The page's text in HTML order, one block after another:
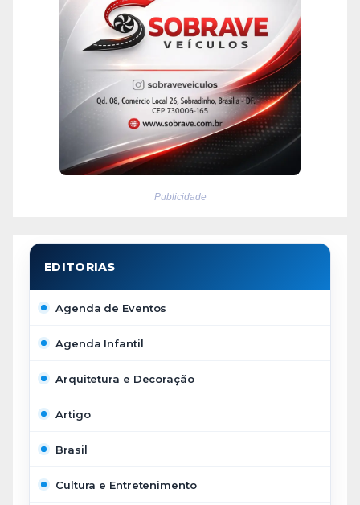
Publicidade
Agenda de Eventos
Agenda Infantil
Arquitetura e Decoração
Artigo
Brasil
Cultura e Entretenimento